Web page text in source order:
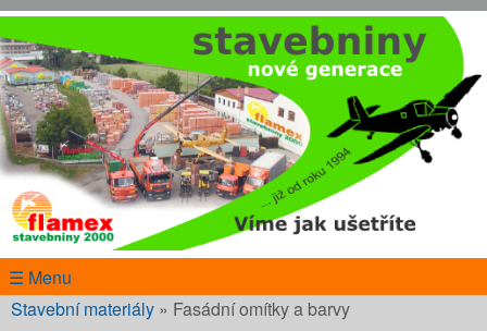
Přejít k hlavnímu obsahu
www.flamex.cz
☰ Menu
Jste zde
Stavební materiály » Fasádní omítky a barvy